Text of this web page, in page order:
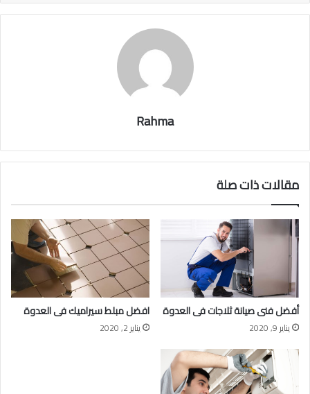
Rahma
مقالات ذات صلة
أفضل فنى صيانة ثلاجات فى العدوة
يناير 9, 2020
افضل مبلط سيراميك فى العدوة
يناير 2, 2020